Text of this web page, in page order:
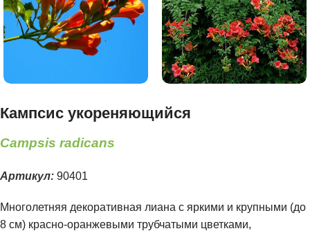
Кампсис укореняющийся
Campsis radicans
Артикул: 90401
Многолетняя декоративная лиана с яркими и крупными (до
8 см) красно-оранжевыми трубчатыми цветками,